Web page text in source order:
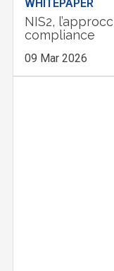
WHITEPAPER
NIS2,
compliance
09 Mar 2026